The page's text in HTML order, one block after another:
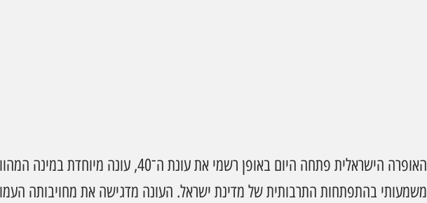
האופרה הישראלית פתחה היום באופן רשמי את עונת ה־40, עונה
משמעותי בהתפתחות התרבותית של מדינת ישראל. העונה מדגישה את מחויבותה